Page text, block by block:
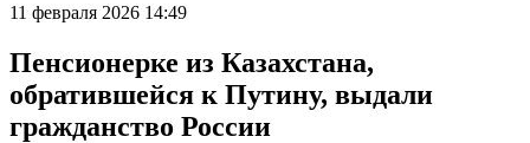
11 февраля 2026 14:49
Пенсионерке из Казахстана,
обратившейся к Путину, выдали
гражданство России